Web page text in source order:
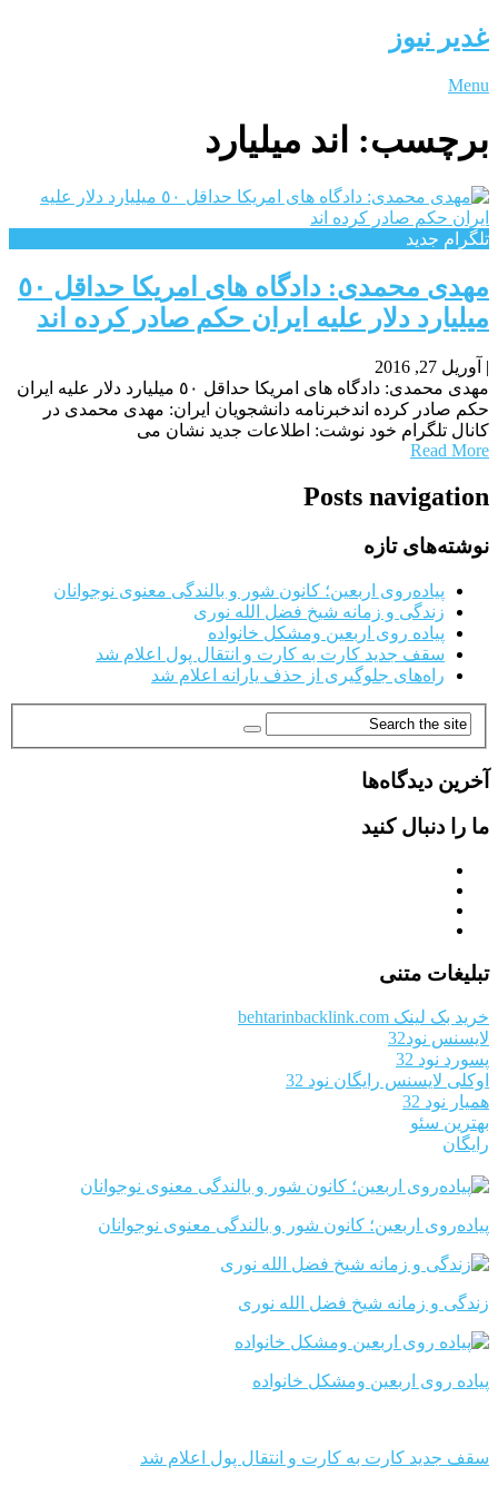
غدیر نیوز
Menu
برچسب: اند میلیارد
تلگرام جدید
مهدی محمدی: دادگاه های امریکا حداقل ٥٠
میلیارد دلار علیه ایران حکم صادر کرده اند
| آوریل 27, 2016
مهدی محمدی: دادگاه های امریکا حداقل ٥٠ میلیارد دلار علیه ایران
حکم صادر کرده اندخبرنامه دانشجویان ایران: مهدی محمدی در
کانال تلگرام خود نوشت: اطلاعات جدید نشان می
Read More
Posts navigation
نوشته‌های تازه
پیاده‌روی اربعین؛ کانون شور و بالندگی معنوی نوجوانان
زندگی و زمانه شیخ فضل الله نوری
پیاده روی اربعین ومشکل خانواده
سقف جدید کارت به کارت و انتقال پول اعلام شد
راه‌های جلوگیری از حذف یارانه اعلام شد
آخرین دیدگاه‌ها
ما را دنبال کنید
تبلیغات متنی
خرید بک لینک behtarinbacklink.com
لایسنس نود32
پسورد نود 32
اوکلی لایسنس رایگان نود 32
همیار نود 32
بهترین سئو
رایگان
پیاده‌روی اربعین؛ کانون شور و بالندگی معنوی نوجوانان
زندگی و زمانه شیخ فضل الله نوری
پیاده روی اربعین ومشکل خانواده
سقف جدید کارت به کارت و انتقال پول اعلام شد